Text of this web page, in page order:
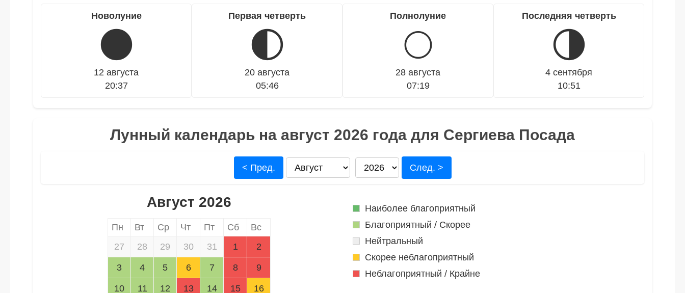
Новолуние
🌑
12 августа
20:37
Первая четверть
🌓
20 августа
05:46
Полнолуние
🌕
28 августа
07:19
Последняя четверть
🌗
4 сентября
10:51
Лунный календарь на август 2026 года для Сергиева Посада
< Пред. След. >
Август 2026
Пн Вт Ср Чт Пт Сб
Вс
27
28 29 30 31 1 2
3 4 5 6 7 8 9
10 11 12 13 14 15 16
Наиболее благоприятный
Благоприятный / Скорее
Нейтральный
Скорее неблагоприятный
Неблагоприятный / Крайне